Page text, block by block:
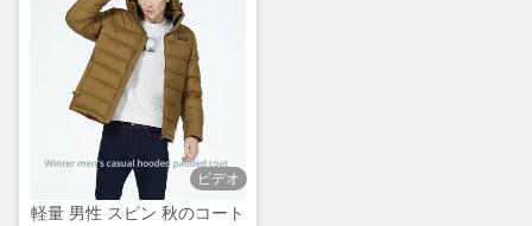
ビデオ
軽量 男性 スピン 秋のコート